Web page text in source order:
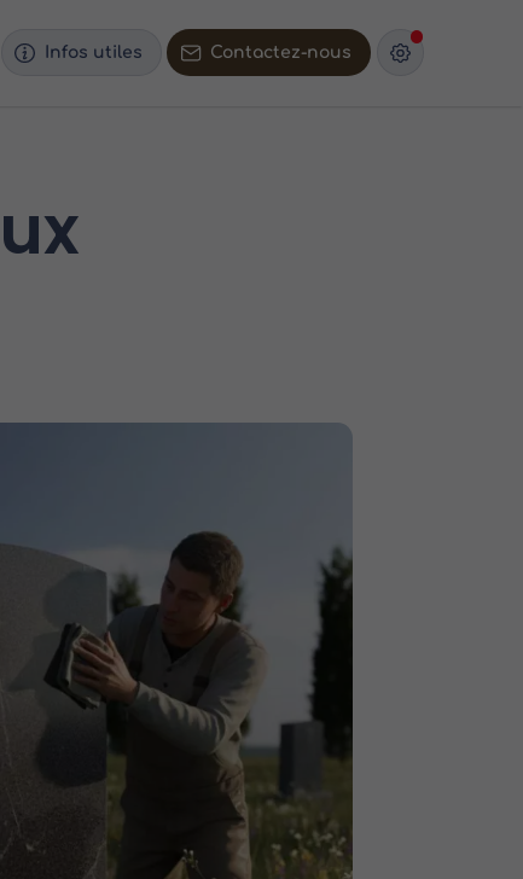
Infos utiles Contactez-nous